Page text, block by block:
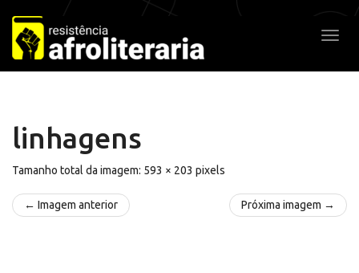
Pular
para
o
conteúdo
linhagens
Tamanho total da imagem: 593 × 203 pixels
← Imagem anterior Próxima imagem →